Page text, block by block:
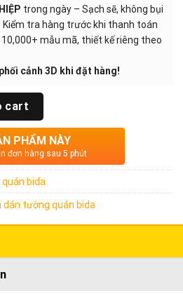
trong ngày – Sạch sẽ, không bụi
tra hàng trước khi thanh toán
10,000+ mẫu mã, thiết kế riêng theo
cảnh 3D khi đặt hàng!
cart
PHẨM NÀY
đơn hàng sau 5 phút
bida
dán tường quán bida